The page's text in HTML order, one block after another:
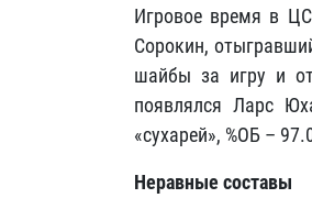
Игровое время в
Сорокин,
шайбы за игру и
появлялся Ларс
«сухарей», %ОБ –
Неравные составы